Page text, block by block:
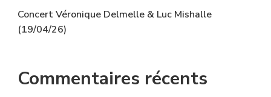
Concert Véronique Delmelle & Luc Mishalle
(19/04/26)
Commentaires récents